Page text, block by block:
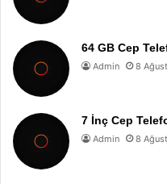
64 GB Cep
Admin 8
7 İnç Cep
Admin 8